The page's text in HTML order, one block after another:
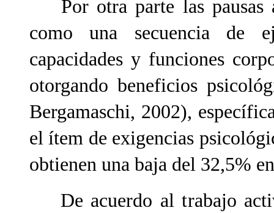
Por otra parte las pausas
como una secuencia de
capacidades y funciones
otorgando beneficios
Bergamaschi, 2002),
el ítem de exigencias
obtienen una baja del 32,5%
De acuerdo al trabajo